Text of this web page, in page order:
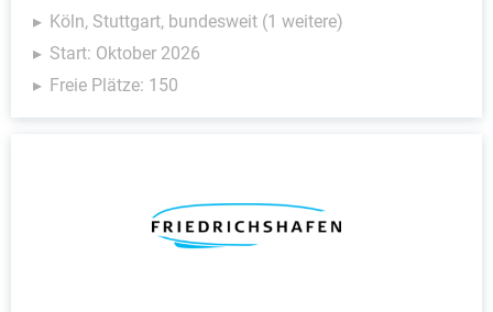
Köln, Stuttgart, bundesweit (1 weitere)
Start: Oktober 2026
Freie Plätze: 150